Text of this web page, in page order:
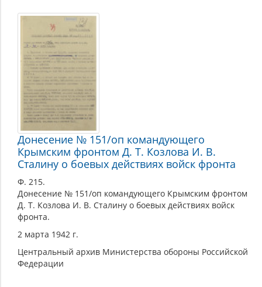
Донесение № 151/оп командующего
Крымским фронтом Д. Т. Козлова И. В.
Сталину о боевых действиях войск фронта
Ф. 215.
Донесение № 151/оп командующего Крымским фронтом
Д. Т. Козлова И. В. Сталину о боевых действиях войск
фронта.
2 марта 1942 г.
Центральный архив Министерства обороны Российской
Федерации